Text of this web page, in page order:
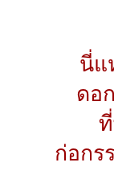
นี่แ
ดอ
ก่อกร